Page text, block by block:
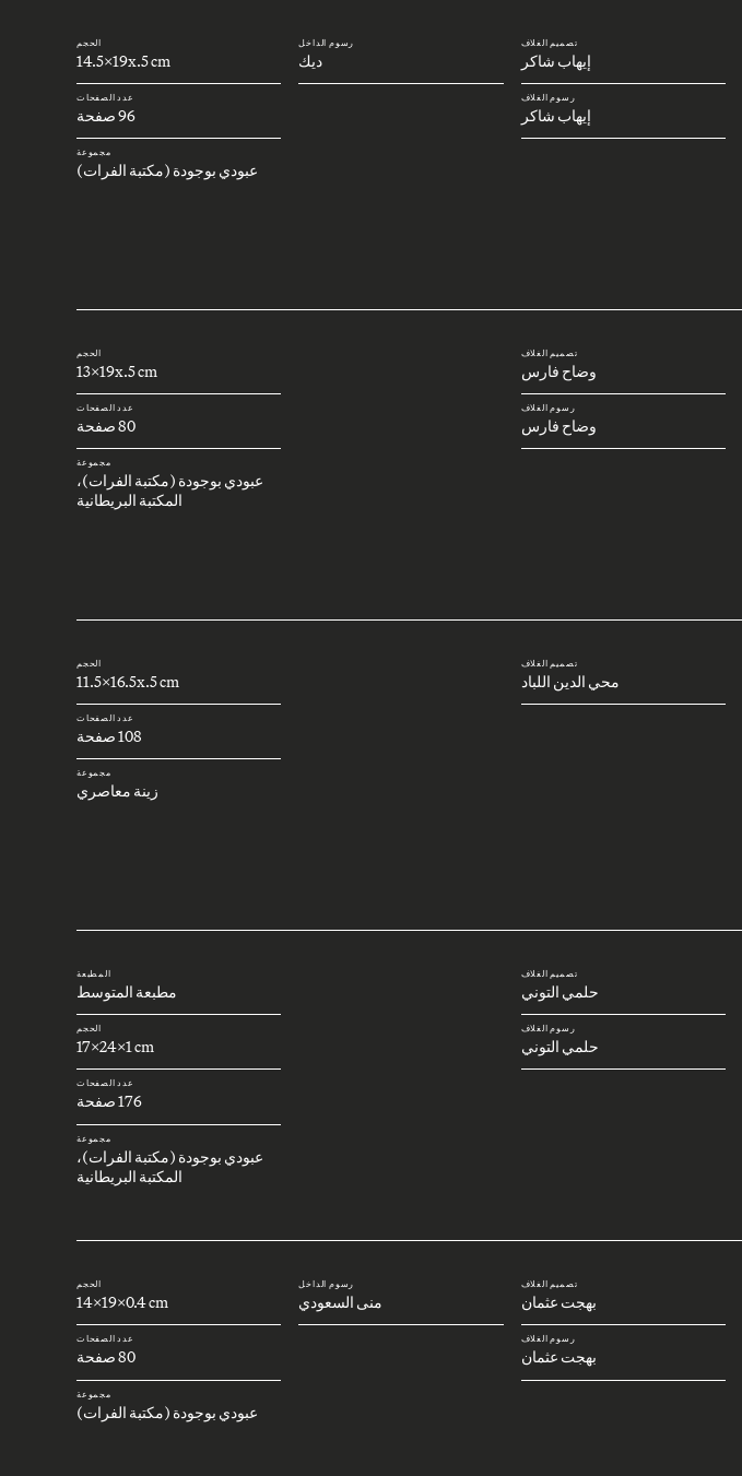
تصميم الغلاف
إيهاب شاكر
رسوم الغلاف
إيهاب شاكر
رسوم الداخل
ديك
الحجم
14.5x19x.5 cm
عدد الصفحات
96 صفحة
مجموعة
عبودي بوجودة (مكتبة الفرات)
تصميم الغلاف
وضاح فارس
رسوم الغلاف
وضاح فارس
الحجم
13x19x.5 cm
عدد الصفحات
80 صفحة
مجموعة
عبودي بوجودة (مكتبة الفرات)،
المكتبة البريطانية
تصميم الغلاف
محي الدين اللباد
الحجم
11.5x16.5x.5 cm
عدد الصفحات
108 صفحة
مجموعة
زينة معاصري
تصميم الغلاف
حلمي التوني
رسوم الغلاف
حلمي التوني
المطبعة
مطبعة المتوسط
الحجم
17x24x1 cm
عدد الصفحات
176 صفحة
مجموعة
عبودي بوجودة (مكتبة الفرات)،
المكتبة البريطانية
تصميم الغلاف
بهجت عثمان
رسوم الغلاف
بهجت عثمان
رسوم الداخل
منى السعودي
الحجم
14x19x0.4 cm
عدد الصفحات
80 صفحة
مجموعة
عبودي بوجودة (مكتبة الفرات)